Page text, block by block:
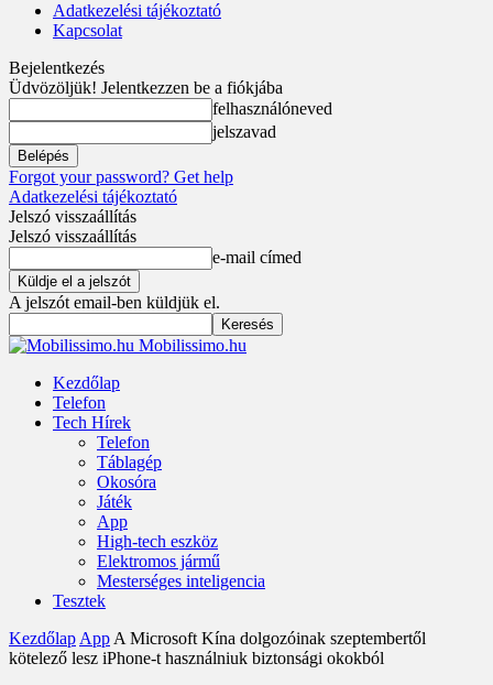
Adatkezelési tájékoztató
Kapcsolat
Bejelentkezés
Üdvözöljük! Jelentkezzen be a fiókjába
felhasználóneved
jelszavad
Forgot your password? Get help
Adatkezelési tájékoztató
Jelszó visszaállítás
Jelszó visszaállítás
e-mail címed
A jelszót email-ben küldjük el.
Mobilissimo.hu
Kezdőlap
Telefon
Tech Hírek
Telefon
Táblagép
Okosóra
Játék
App
High-tech eszköz
Elektromos jármű
Mesterséges inteligencia
Tesztek
Kezdőlap App A Microsoft Kína dolgozóinak szeptembertől
kötelező lesz iPhone-t használniuk biztonsági okokból